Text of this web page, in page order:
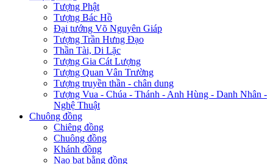
Tượng Phật
Tượng Bác Hồ
Đại tướng Võ Nguyên Giáp
Tượng Trần Hưng Đạo
Thần Tài, Di Lặc
Tượng Gia Cát Lượng
Tượng Quan Vân Trường
Tượng truyền thần - chân dung
Tượng Vua - Chúa - Thánh - Anh Hùng - Danh Nhân -
Nghệ Thuật
Chuông đồng
Chiêng đồng
Chuông đồng
Khánh đồng
Nạo bạt bằng đồng